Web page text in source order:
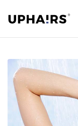
Uphairs